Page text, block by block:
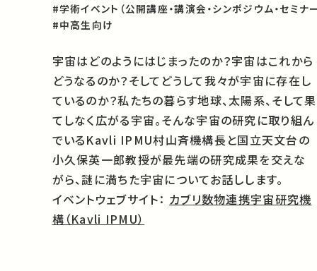
#学術イベント（公開講座・講演会・シンポジウム・セミナ
#中高生向け
宇宙はどのようにはじまったのか？宇宙はこれから
どうなるのか？そしてどうして我々が宇宙に存在し
ているのか？私たちの暮らす地球、太陽系、そして果
てしなく広がる宇宙。そんな宇宙の研究に取り組ん
でいるKavli IPMU村山斉機構長と国立天文台の
小久保英一郎教授が最先端の研究成果を交えな
がら、謎に満ちた宇宙についてお話しします。
イベントウェブサイト： カブリ数物連携宇宙研究機
構（Kavli IPMU）